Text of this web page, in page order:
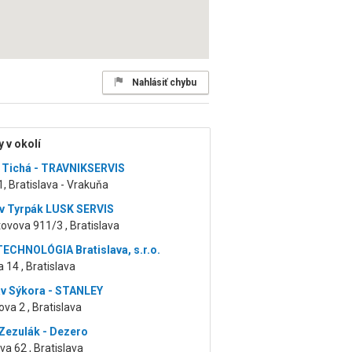
Nahlásiť chybu
v okolí
- TRAVNIKSERVIS
Bratislava - Vrakuňa
Tyrpák LUSK SERVIS
911/3 , Bratislava
Bratislava, s.r.o.
14 , Bratislava
Sýkora - STANLEY
2 , Bratislava
- Dezero
62 , Bratislava